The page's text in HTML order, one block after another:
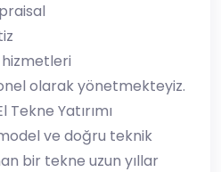
olarak yönetmekteyiz.
Tekne Yatırımı
ve doğru teknik
bir tekne uzun yıllar